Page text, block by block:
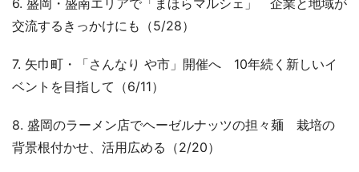
6. 盛岡・盛南エリアで「まほらマルシェ」 企業と地域が
交流するきっかけにも（5/28）
7. 矢巾町・「さんなり や市」開催へ 10年続く新しいイ
ベントを目指して（6/11）
8. 盛岡のラーメン店でヘーゼルナッツの担々麺 栽培の
背景根付かせ、活用広める（2/20）